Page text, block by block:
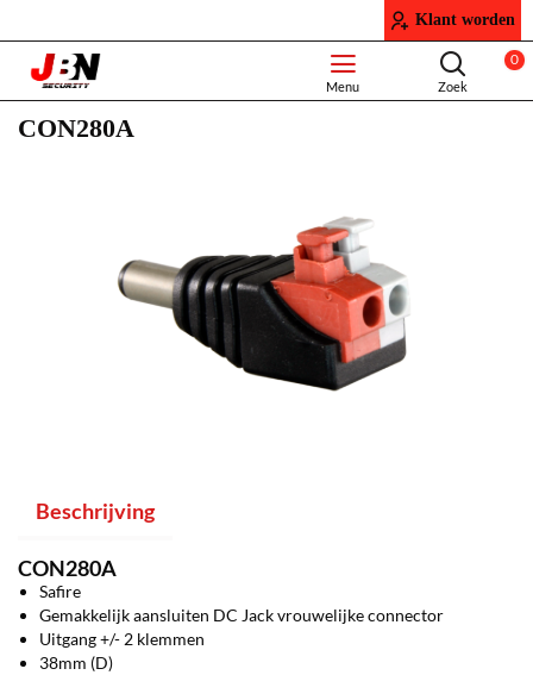
Klant worden
0
CON280A
Beschrijving
CON280A
Safire
Gemakkelijk aansluiten DC Jack vrouwelijke connector
Uitgang +/- 2 klemmen
38mm (D)